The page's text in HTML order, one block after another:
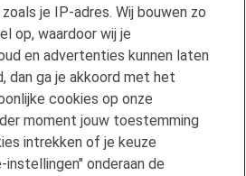
je IP-adres. Wij bouwen zo
op, waardoor wij je
en advertenties kunnen laten
dan ga je akkoord met het
cookies op onze
moment jouw toestemming
intrekken of je keuze
instellingen" onderaan de